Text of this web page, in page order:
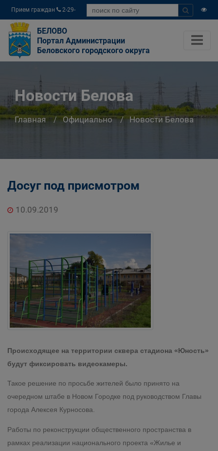
Прием граждан
2-29-
04
БЕЛОВО
Портал Администрации
Беловского городского округа
Новости Белова
Главная Официально Новости Белова
Досуг под присмотром
10.09.2019
Происходящее на территории сквера стадиона «Юность»
будут фиксировать видеокамеры.
Такое решение по просьбе жителей было принято на
очередном штабе в Новом Городке под руководством Главы
города Алексея Курносова.
Работы по реконструкции общественного пространства в
рамках реализации национального проекта «Жилье и